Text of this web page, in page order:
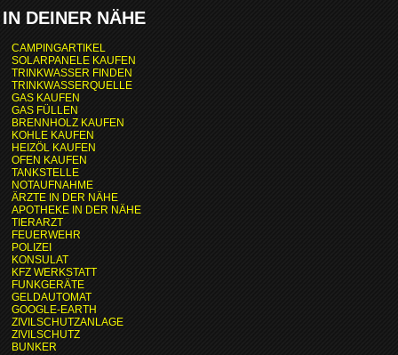
IN DEINER NÄHE
CAMPINGARTIKEL
SOLARPANELE KAUFEN
TRINKWASSER FINDEN
TRINKWASSERQUELLE
GAS KAUFEN
GAS FÜLLEN
BRENNHOLZ KAUFEN
KOHLE KAUFEN
HEIZÖL KAUFEN
OFEN KAUFEN
TANKSTELLE
NOTAUFNAHME
ÄRZTE IN DER NÄHE
APOTHEKE IN DER NÄHE
TIERARZT
FEUERWEHR
POLIZEI
KONSULAT
KFZ WERKSTATT
FUNKGERÄTE
GELDAUTOMAT
GOOGLE-EARTH
ZIVILSCHUTZANLAGE
ZIVILSCHUTZ
BUNKER